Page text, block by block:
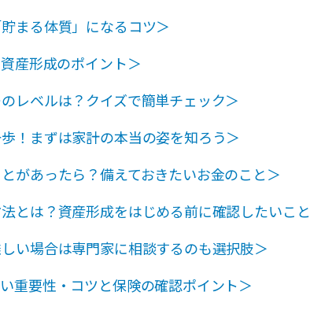
まる体質」になるコツ＞
産形成のポイント＞
レベルは？クイズで簡単チェック＞
！まずは家計の本当の姿を知ろう＞
があったら？備えておきたいお金のこと＞
とは？資産形成をはじめる前に確認したいこ
い場合は専門家に相談するのも選択肢＞
重要性・コツと保険の確認ポイント＞